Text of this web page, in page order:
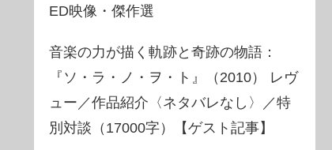
ED映像・傑作選
音楽の力が描く軌跡と奇跡の物語：
『ソ・ラ・ノ・ヲ・ト』（2010） レヴ
ュー／作品紹介〈ネタバレなし〉／特
別対談（17000字）【ゲスト記事】